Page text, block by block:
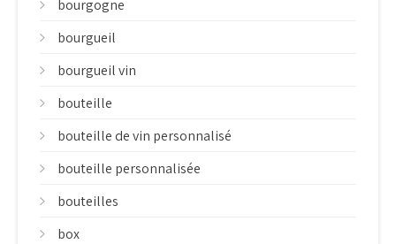
bourgogne
bourgueil
bourgueil vin
bouteille
bouteille de vin personnalisé
bouteille personnalisée
bouteilles
box